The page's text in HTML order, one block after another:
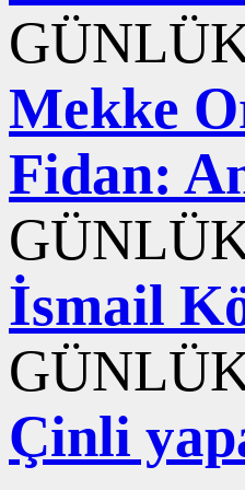
Mekke
Fidan:
İsmail
Çinli